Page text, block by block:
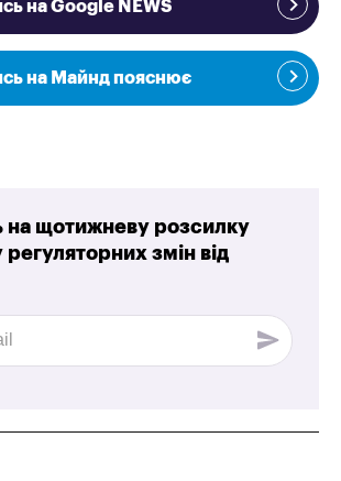
на Google NEWS
на Майнд пояснює
на щотижневу розсилку
змін від